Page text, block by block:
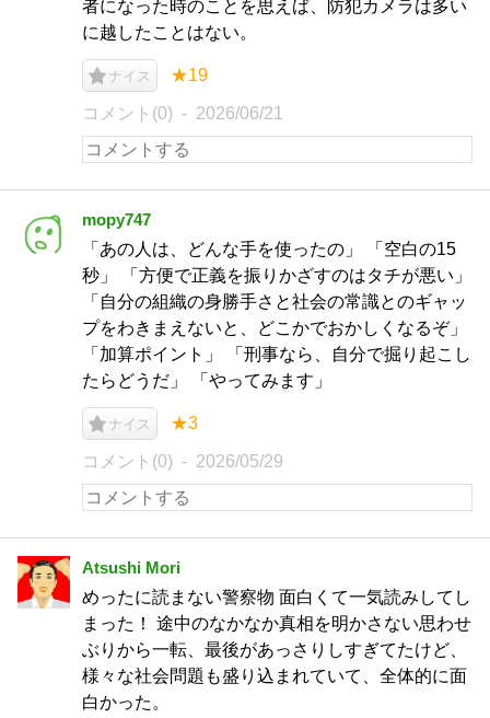
者になった時のことを思えば、防犯カメラは多い
に越したことはない。
ナイス ★19
コメント(0) 2026/06/21
mopy747
「あの人は、どんな手を使ったの」 「空白の15
秒」 「方便で正義を振りかざすのはタチが悪い」
「自分の組織の身勝手さと社会の常識とのギャッ
プをわきまえないと、どこかでおかしくなるぞ」
「加算ポイント」 「刑事なら、自分で掘り起こし
たらどうだ」 「やってみます」
ナイス ★3
コメント(0) 2026/05/29
Atsushi Mori
めったに読まない警察物 面白くて一気読みしてし
まった！ 途中のなかなか真相を明かさない思わせ
ぶりから一転、最後があっさりしすぎてたけど、
様々な社会問題も盛り込まれていて、全体的に面
白かった。